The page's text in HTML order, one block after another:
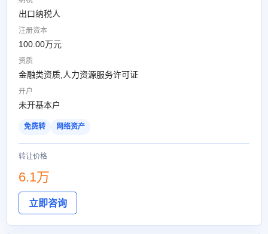
出口纳税人
注册资本
100.00万元
资质
金融类资质,人力资源服务许可证
开户
未开基本户
免费转 网络资产
转让价格
6.1万
立即咨询